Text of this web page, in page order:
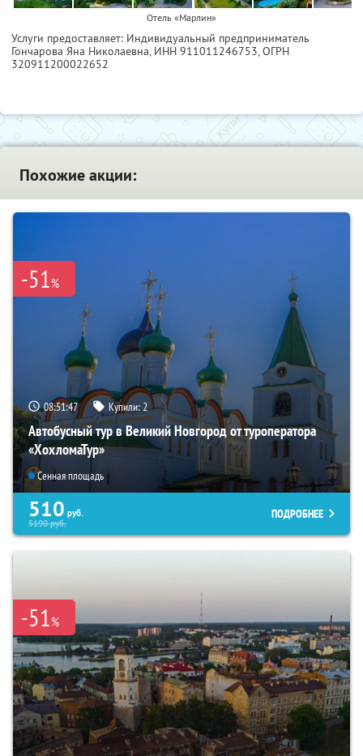
Отель «Марлин»
Услуги предоставляет: Индивидуальный предприниматель
Гончарова Яна Николаевна, ИНН 911011246753, ОГРН
320911200022652
Похожие акции:
-51%
08:51:46 Купили:2
Автобусный тур в Великий Новгород от туроператора
«ХохломаТур»
Сенная площадь
510 руб.
5190руб.
ПОДРОБНЕЕ
-51%